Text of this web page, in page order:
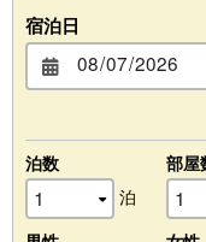
宿泊日
泊数
泊
部屋